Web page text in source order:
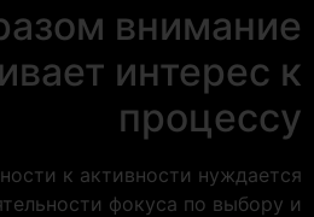
внимание
интерес к
процессу
к активности нуждается
фокуса по выбору и